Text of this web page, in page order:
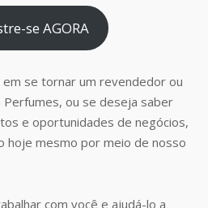
se AGORA
se tornar um revendedor ou
ou se deseja saber
e oportunidades de negócios,
hoje mesmo por meio de nosso
com você e ajudá-lo a